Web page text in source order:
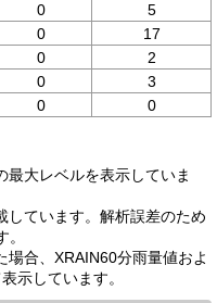
0
5
0
17
0
2
0
3
0
0
大レベルを表示していま
しています。解析誤差のため
合、XRAIN60分雨量値およ
示しています。